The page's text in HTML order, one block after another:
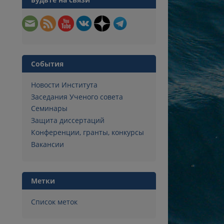
События
Новости Института
Заседания Ученого совета
Семинары
Защита диссертаций
Конференции, гранты, конкурсы
Вакансии
Метки
Список меток